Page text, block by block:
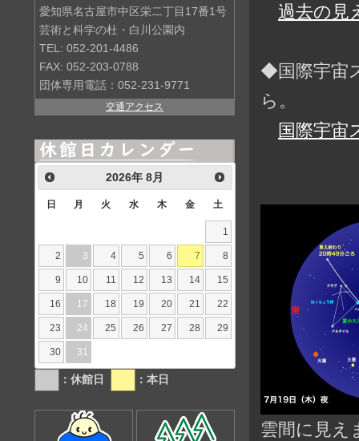
過去の見
◆国際宇宙
ら。
国際宇宙
雲間に見え
愛知県名古屋市中区栄二丁目17番1号
芸術と科学の杜・白川公園内
TEL: 052-201-4486
FAX: 052-203-0788
団体専用電話：052-231-9771
交通アクセス
2026年8月
日 月 火 水 木 金 土
1
2 3 4 5 6 7 8
9 10 11 12 13 14 15
16 17 18 19 20 21 22
23 24 25 26 27 28 29
30 31
：休館日 ：本日